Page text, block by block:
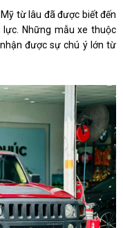
từ lâu đã được biết đến
Những mẫu xe thuộc
được sự chú ý lớn từ